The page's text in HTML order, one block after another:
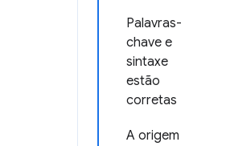
Palavras-
chave e
sintaxe
estão
corretas
A origem